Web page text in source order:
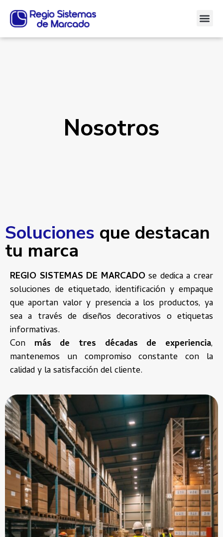
Nosotros
Soluciones que destacan
tu marca
REGIO SISTEMAS DE MARCADOse dedica a crear
soluciones de etiquetado, identificación y empaque
que aportan valor y presencia a los productos, ya
sea a través de diseños decorativos o etiquetas
informativas.
Con más de tres décadas de experiencia,
mantenemos un compromiso constante con la
calidad y la satisfacción del cliente.